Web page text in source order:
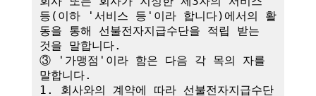
등(이하 '서비스 등'이라 합니다)에서의 활
동을 통해 선불전자지급수단을 적립 받는
것을 말합니다.
③ '가맹점'이라 함은 다음 각 목의 자를
말합니다.
1. 회사와의 계약에 따라 선불전자지급수단